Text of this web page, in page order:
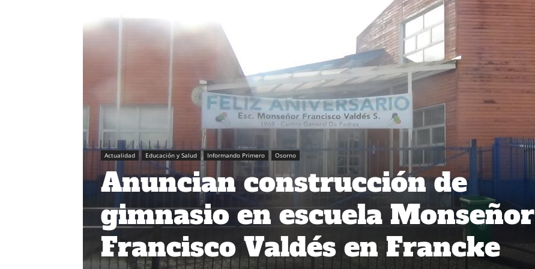
Actualidad Educación y Salud Informando Primero Osorno
Anuncian construcción de
gimnasio en escuela Monseñor
Francisco Valdés en Francke